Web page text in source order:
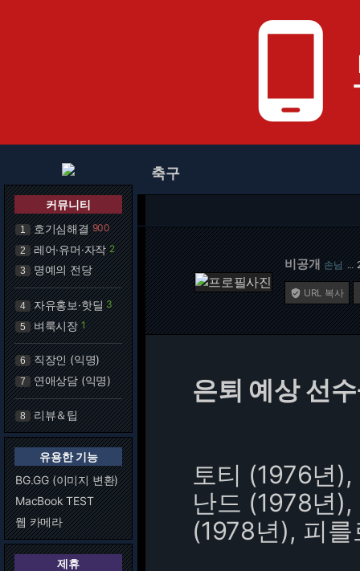
phone_android
커뮤니티
1 호기심해결 900
2 레어·유머·자작 2
3 명예의 전당
4 자유홍보·핫딜 3
5 벼룩시장 1
6 직장인 (익명)
7 연애상담 (익명)
8 리뷰＆팁
유용한 기능
BG.GG (이미지 변환)
MacBook TEST
웹 카메라
제휴
축구
비공개 손님 …
 URL 복사
은퇴 예상 선
토티 (1976년
난드 (1978년
(1978년), 피